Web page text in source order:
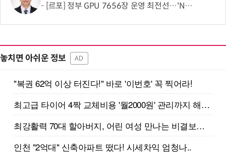
[르포] 정부 GPU 7656장 운영 최전선…'NHN 팩토리X' 가보니
놓치면 아쉬운 정보 AD